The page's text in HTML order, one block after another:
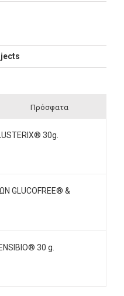
Πρόσφατα
30g.
GLUCOFREE® &
30 g.